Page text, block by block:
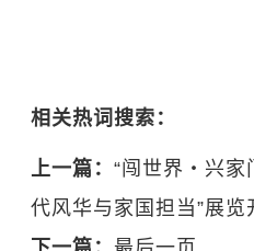
相关热词搜索：
上一篇：“闯世界・兴
代风华与家国担当”展览